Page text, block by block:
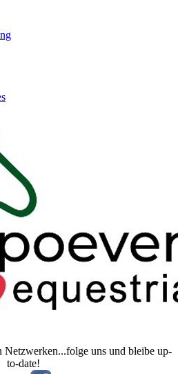
Netzwerken...folge uns und bleibe up-
to-date!